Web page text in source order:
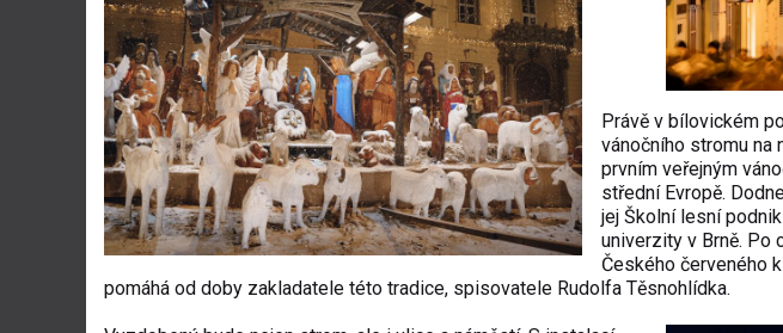
Právě v bílovickém
vánočního stromu na
prvním veřejným
střední Evropě.
jej Školní lesní
univerzity v Brně. Po
Českého červeného
pomáhá od doby zakladatele této tradice, spisovatele Rudolfa Těsnohlídka.